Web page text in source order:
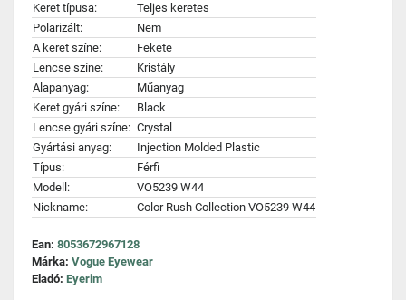
Keret típusa:
Teljes keretes
Polarizált:
Nem
A keret színe:
Fekete
Lencse színe:
Kristály
Alapanyag:
Műanyag
Keret gyári színe:
Black
Lencse gyári színe: Crystal
Gyártási anyag:
Injection Molded Plastic
Típus:
Férfi
Modell:
VO5239 W44
Nickname:
Color Rush Collection VO5239 W44
Ean: 8053672967128
Márka: Vogue Eyewear
Eladó: Eyerim